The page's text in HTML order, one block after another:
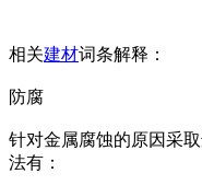
相关建材词条解释：
防腐
针对金属腐蚀的原因采
法有：